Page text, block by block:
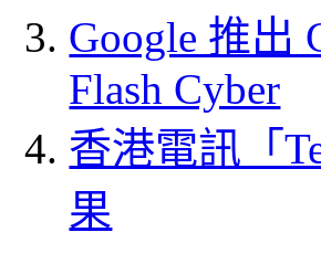
Google 推出
Flash Cyber
香港電訊「
果